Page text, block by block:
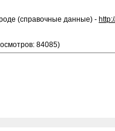
(справочные данные) -
84085)